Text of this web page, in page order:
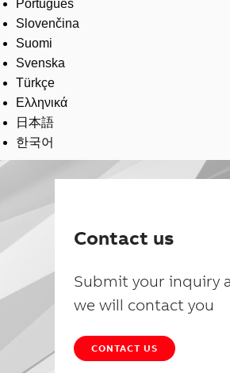
Português
Slovenčina
Suomi
Svenska
Türkçe
Ελληνικά
日本語
한국어
Contact us
Submit your inquiry
we will contact you
CONTACT US